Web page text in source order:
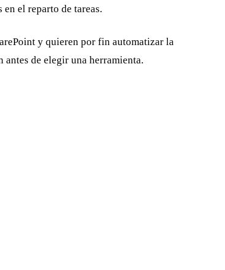
el reparto de tareas.
y quieren por fin automatizar la
antes de elegir una herramienta.